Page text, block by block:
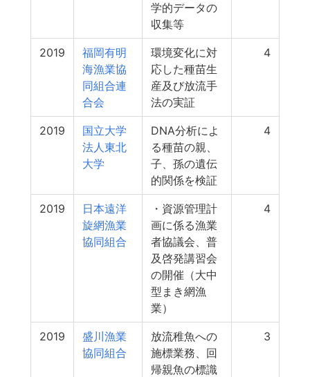
学的データの
収集等
2019
福岡有明
海漁業協
同組合連
合会
環境変化に対
応した種苗生
産及び放流手
法の実証
4
2019
国立大学
法人東北
大学
DNA分析によ
る種苗の親、
子、孫の遺伝
的関係を検証
4
2019
日本遠洋
旋網漁業
協同組合
・資源管理計
画に係る漁業
者協議会、普
及啓発講習会
の開催（大中
型まき網漁
業）
4
2019
盛川漁業
協同組合
放流稚魚への
施標業務、回
帰親魚の標識
3